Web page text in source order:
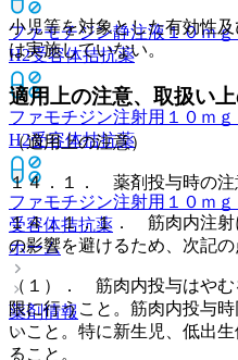
ファモチジン静注液１０ｍ
H2受容体拮抗薬
ファモチジン注射用１０ｍｇ
H2受容体拮抗薬
ファモチジン注射用１０ｍｇ
受容体拮抗薬
ホーム
薬剤情報
小児等を対象とした有効性
は実施していない。
適用上の注意、取扱い
（適用上の注意）
１４．１． 薬剤投与時の注
１４．１．１． 筋肉内注射
の影響を避けるため、次記の
（１）． 筋肉内投与はや
限に行うこと。筋肉内投与
いこと。特に新生児、低出
ること。